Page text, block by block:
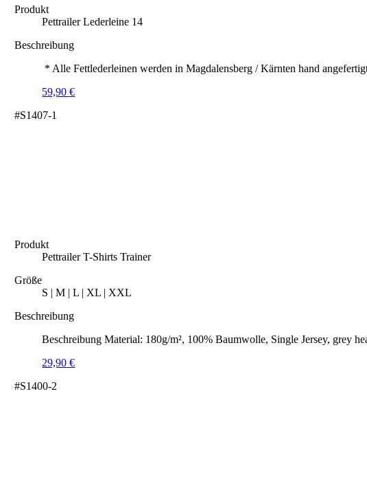
Produkt
Pettrailer Lederleine 14
Beschreibung
* Alle Fettlederleinen werden in Magdalensberg / Kärnten hand
59,90€
#S1407-1
Produkt
Pettrailer T-Shirts Trainer
Größe
S | M | L | XL | XXL
Beschreibung
Beschreibung Material: 180g/m², 100% Baumwolle, Single Jersey, grey
29,90€
#S1400-2